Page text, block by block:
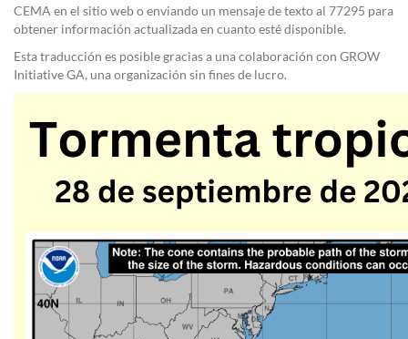
CEMA en el sitio web o enviando un mensaje de texto al 77295 para
obtener información actualizada en cuanto esté disponible.
Esta traducción es posible gracias a una colaboración con GROW
Initiative GA, una organización sin fines de lucro.